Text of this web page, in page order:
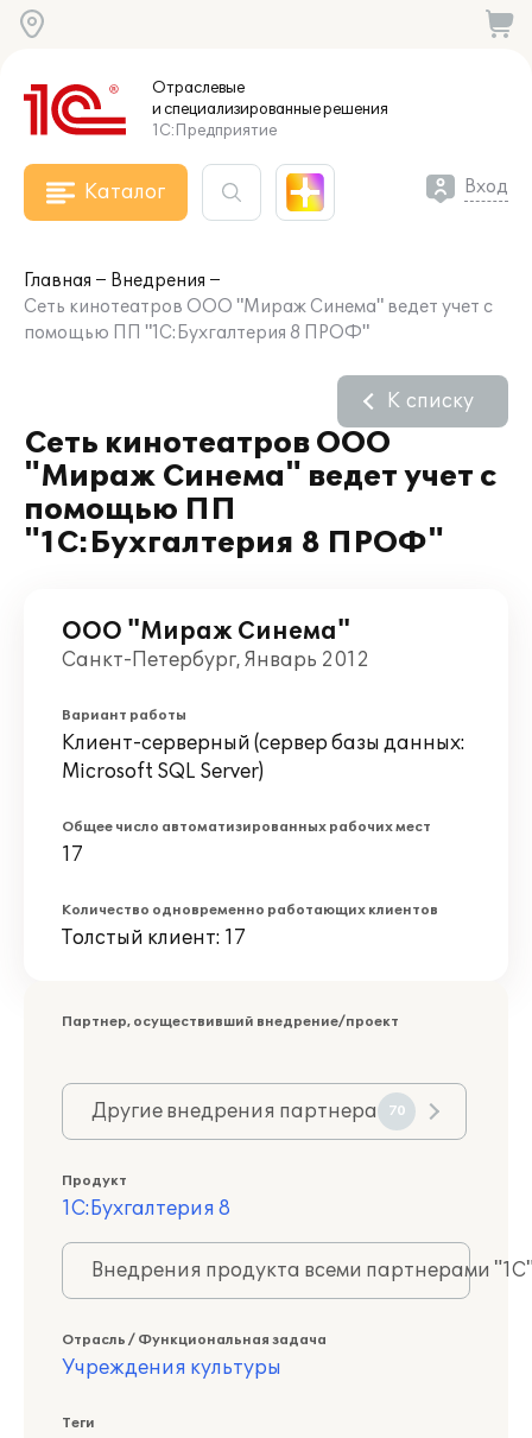
Отраслевые
и специализированныерешения
1С:Предприятие
Каталог Вход
Главная
Внедрения
Сеть кинотеатров ООО "Мираж Синема" ведет учет с
помощью ПП "1С:Бухгалтерия 8 ПРОФ"
Сеть кинотеатров ООО
"Мираж Синема" ведет учет с
помощью ПП
"1С:Бухгалтерия 8 ПРОФ"
К списку
ООО "Мираж Синема"
Санкт-Петербург, Январь 2012
Вариант работы
Клиент-серверный (сервер базы данных:
Microsoft SQL Server)
Общее число автоматизированных рабочих мест
17
Количество одновременно работающих клиентов
Толстый клиент: 17
Партнер, осуществивший внедрение/проект
Другие внедрения партнера 70
Продукт
1С:Бухгалтерия 8
Внедрения продукта всеми партнерами
Отрасль / Функциональная задача
Учреждения культуры
Теги